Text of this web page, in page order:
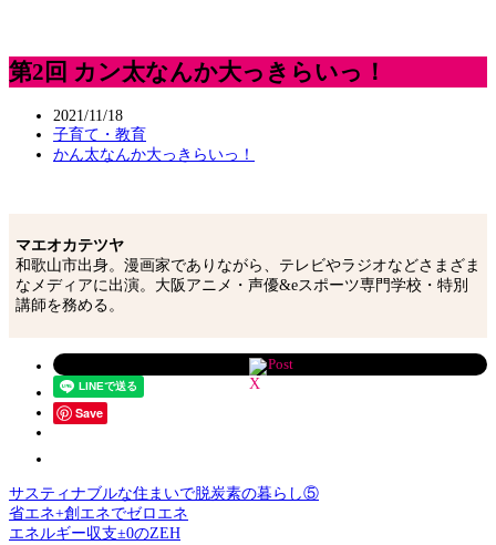
第2回 カン太なんか大っきらいっ！
2021/11/18
子育て・教育
かん太なんか大っきらいっ！
マエオカテツヤ
和歌山市出身。漫画家でありながら、テレビやラジオなどさまざま
なメディアに出演。大阪アニメ・声優&eスポーツ専門学校・特別
講師を務める。
Post
Save
サスティナブルな住まいで脱炭素の暮らし⑤
省エネ+創エネでゼロエネ
エネルギー収支±0のZEH